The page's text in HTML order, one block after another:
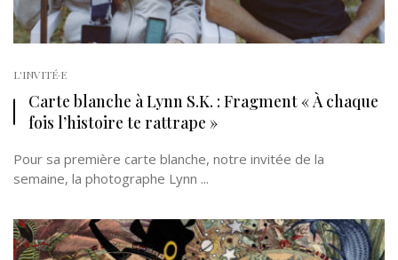
L'INVITÉ·E
Carte blanche à Lynn S.K. : Fragment « À chaque
fois l’histoire te rattrape »
Pour sa première carte blanche, notre invitée de la
semaine, la photographe Lynn ...